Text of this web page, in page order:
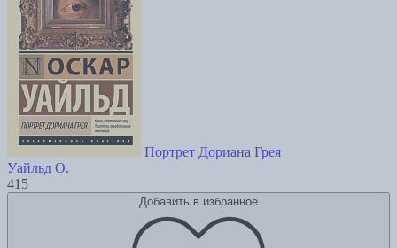
Портрет Дориана Грея
Уайльд О.
415
Добавить в избранное